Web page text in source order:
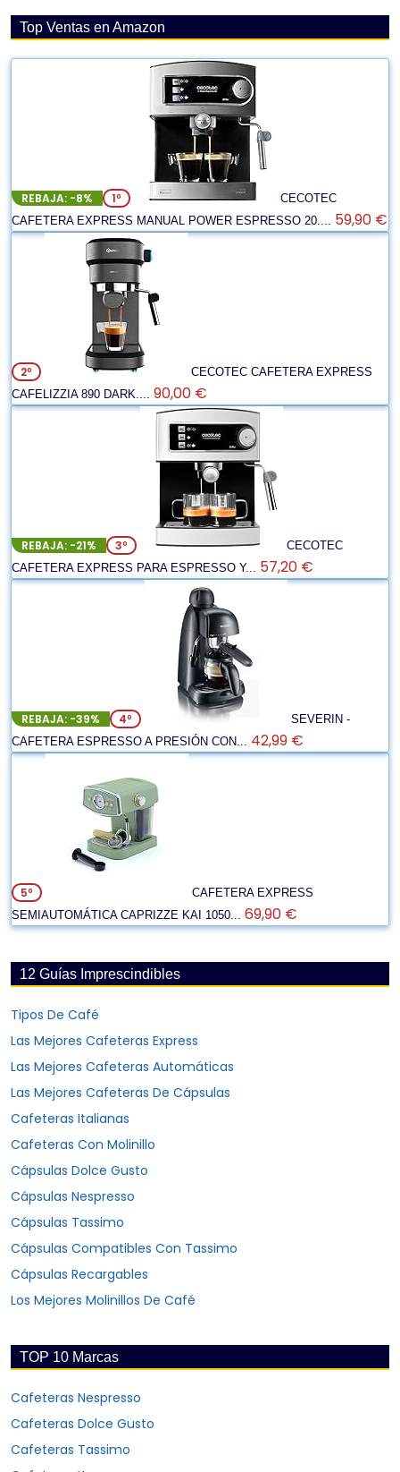
Top Ventas en Amazon
REBAJA: -8% 1º
CECOTEC
CAFETERA EXPRESS MANUAL POWER ESPRESSO 20....
59,90 €
2º
CECOTEC CAFETERA EXPRESS
CAFELIZZIA 890 DARK....
90,00 €
REBAJA: -21% 3º
CECOTEC
CAFETERA EXPRESS PARA ESPRESSO Y...
57,20 €
REBAJA: -39% 4º
SEVERIN -
CAFETERA ESPRESSO A PRESIÓN CON...
42,99 €
5º
CAFETERA EXPRESS
SEMIAUTOMÁTICA CAPRIZZE KAI 1050...
69,90 €
12 Guías Imprescindibles
Tipos De Café
Las Mejores Cafeteras Express
Las Mejores Cafeteras Automáticas
Las Mejores Cafeteras De Cápsulas
Cafeteras Italianas
Cafeteras Con Molinillo
Cápsulas Dolce Gusto
Cápsulas Nespresso
Cápsulas Tassimo
Cápsulas Compatibles Con Tassimo
Cápsulas Recargables
Los Mejores Molinillos De Café
TOP 10 Marcas
Cafeteras Nespresso
Cafeteras Dolce Gusto
Cafeteras Tassimo